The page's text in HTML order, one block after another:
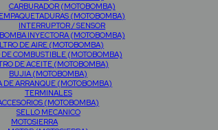
CARBURADOR (MOTOBOMBA)
EMPAQUETADURAS (MOTOBOMBA)
INTERRUPTOR / SENSOR
BOMBA INYECTORA (MOTOBOMBA)
DE AIRE (MOTOBOMBA)
DE COMBUSTIBLE (MOTOBOMBA)
DE ACEITE (MOTOBOMBA)
BUJIA (MOTOBOMBA)
DE ARRANQUE (MOTOBOMBA)
TERMINALES
(MOTOBOMBA)
SELLO MECANICO
MOTOSIERRA